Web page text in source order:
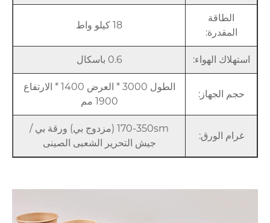
الطاقة
المقدرة:
18 كيلو واط
استهلاك الهواء: 0.6 باسكال
حجم الجهاز:
الطول 3000 * العرض 1400 * الارتفاع
1900 مم
غرام الورق:
170-350sm (مزدوج بي) ورقة بي /
جيش التحرير الشعبى الصينى